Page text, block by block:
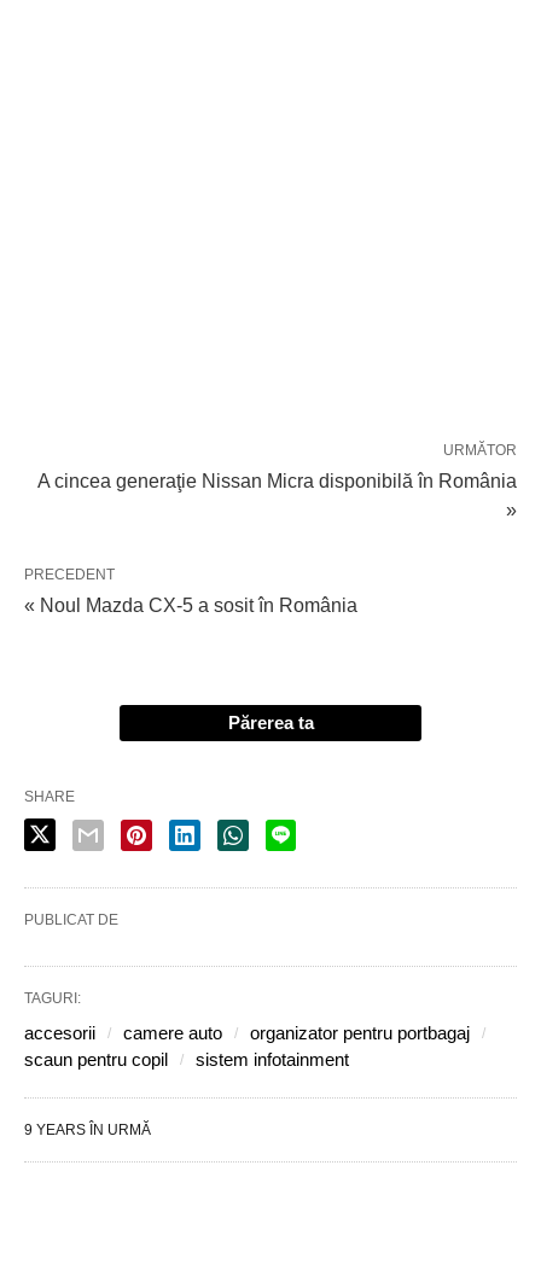
URMĂTOR
A cincea generaţie Nissan Micra disponibilă în România
»
PRECEDENT
« Noul Mazda CX-5 a sosit în România
Părerea ta
SHARE
PUBLICAT DE
TAGURI:
accesorii camere auto
organizator pentru portbagaj
scaun pentru copil
sistem infotainment
9 YEARS ÎN URMĂ